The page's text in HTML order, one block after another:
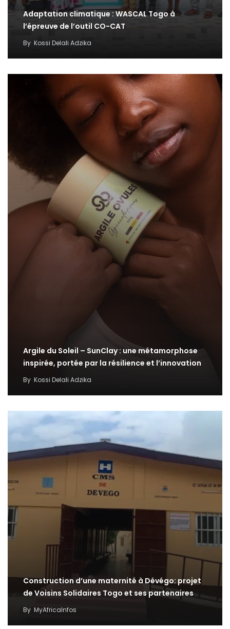
Adaptation climatique : WASCAL Togo à
l’épreuve de l’outil CO-CAT
By Kossi Delali Adzika
Argile du Soleil – SunClay : une métamorphose
inspirée, portée par la résilience et l’innovation
By Kossi Delali Adzika
Construction d’une maternité à Dévégo: projet
de Voisins Solidaires Togo et ses partenaires
By MyAfricaInfos